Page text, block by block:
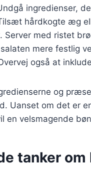
ingredienser,
hårdkogte æg
Server med ristet
mere festlig
også at
og
Uanset om det er
en velsmagende
tanker